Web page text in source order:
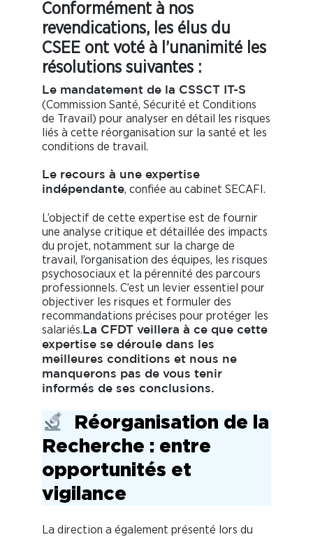
Conformément à nos
revendications, les élus du
CSEE ont voté à l’unanimité les
résolutions suivantes :
Le mandatement de la CSSCT IT-S
(Commission Santé, Sécurité et Conditions
de Travail) pour analyser en détail les risques
liés à cette réorganisation sur la santé et les
conditions de travail.
Le recours à une expertise
indépendante, confiée au cabinet SECAFI.
L’objectif de cette expertise est de fournir
une analyse critique et détaillée des impacts
du projet, notamment sur la charge de
travail, l’organisation des équipes, les risques
psychosociaux et la pérennité des parcours
professionnels. C’est un levier essentiel pour
objectiver les risques et formuler des
recommandations précises pour protéger les
salariés. La CFDT veillera à ce que cette
expertise se déroule dans les
meilleures conditions et nous ne
manquerons pas de vous tenir
informés de ses conclusions.
Réorganisation de la
Recherche : entre
opportunités et
vigilance
La direction a également présenté lors du